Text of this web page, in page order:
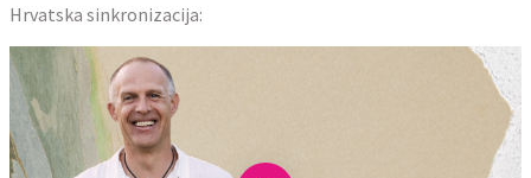
Hrvatska sinkronizacija: